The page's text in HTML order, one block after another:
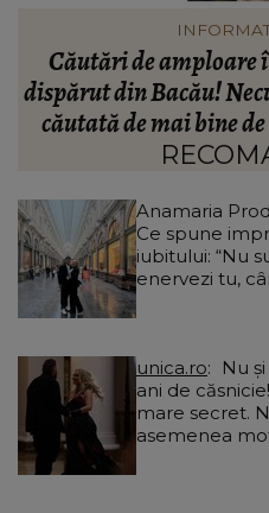
Peste ce anume nu
Prodan în relație.
nume: “Nu cred că
Anamaria
Ce spune
iubitului: “Nu
enervezi tu,
unica.ro
ani de
mare secret.
asemenea